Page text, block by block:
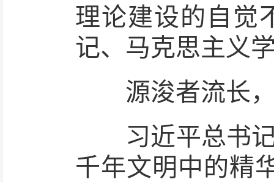
理论建设的自觉
记、马克思主义
源浚者流长，
习近平总书记
千年文明中的精